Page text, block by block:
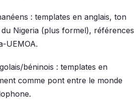
: templates en anglais, ton
Nigeria (plus formel), références
UEMOA.
béninois : templates en
comme pont entre le monde